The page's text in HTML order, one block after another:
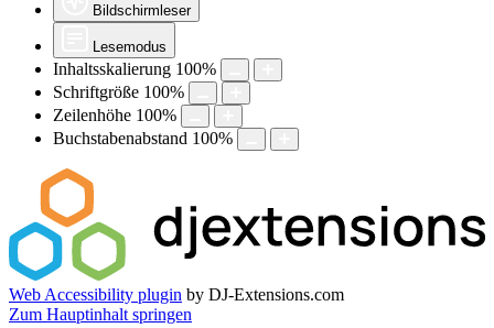
Bildschirmleser
Lesemodus
Inhaltsskalierung 100%
Schriftgröße 100%
Zeilenhöhe 100%
Buchstabenabstand 100%
Web Accessibility plugin by DJ-Extensions.com
Zum Hauptinhalt springen